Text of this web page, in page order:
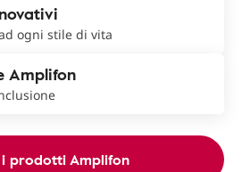
ogni stile di vita
Amplifon
prodotti Amplifon